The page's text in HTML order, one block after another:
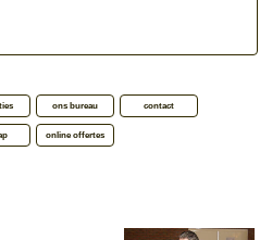
ons bureau contact
online offertes